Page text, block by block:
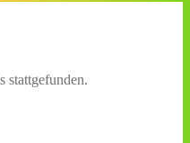
stattgefunden.